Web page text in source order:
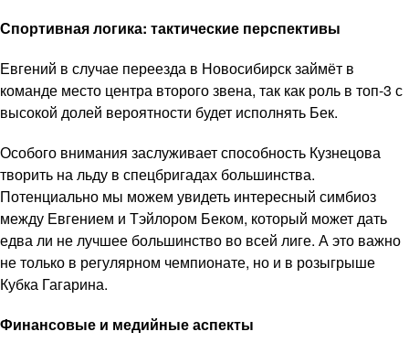
Спортивная логика: тактические перспективы
Евгений в случае переезда в Новосибирск займёт в
команде место центра второго звена, так как роль в топ-3 с
высокой долей вероятности будет исполнять Бек.
Особого внимания заслуживает способность Кузнецова
творить на льду в спецбригадах большинства.
Потенциально мы можем увидеть интересный симбиоз
между Евгением и Тэйлором Беком, который может дать
едва ли не лучшее большинство во всей лиге. А это важно
не только в регулярном чемпионате, но и в розыгрыше
Кубка Гагарина.
Финансовые и медийные аспекты